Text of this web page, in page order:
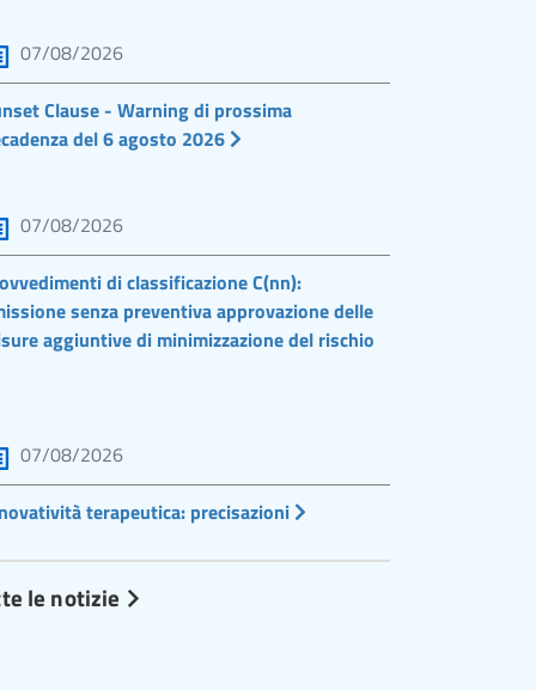
07/08/2026
Clause - Warning di prossima
del 6 agosto 2026
07/08/2026
di classificazione C(nn):
senza preventiva approvazione delle
aggiuntive di minimizzazione del rischio
07/08/2026
terapeutica: precisazioni
le notizie